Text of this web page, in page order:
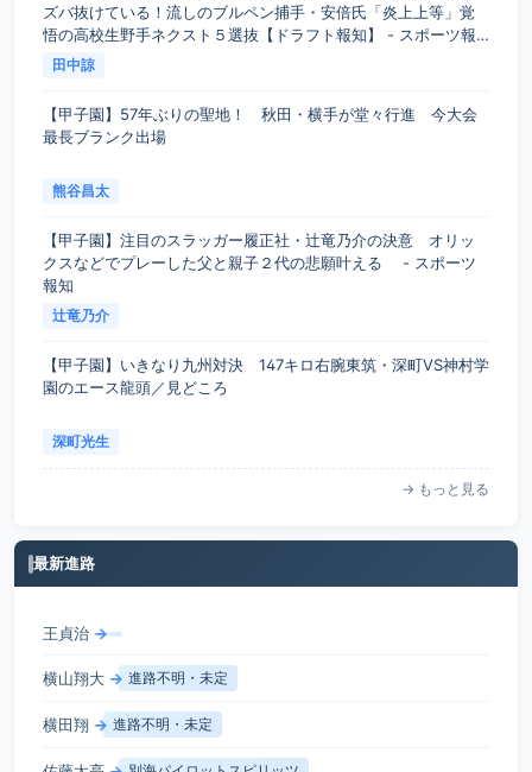
ズバ抜けている！流しのブルペン捕手・安倍氏「炎上上等」覚
悟の高校生野手ネクスト５選抜【ドラフト報知】 - スポーツ報
知田中諒
【甲子園】57年ぶりの聖地！ 秋田・横手が堂々行進 今大会
最長ブランク出場
熊谷昌太
【甲子園】注目のスラッガー履正社・辻竜乃介の決意 オリッ
クスなどでプレーした父と親子２代の悲願叶える - スポーツ
報知
辻竜乃介
【甲子園】いきなり九州対決 147キロ右腕東筑・深町VS神村学
園のエース龍頭／見どころ
深町光生
→ もっと見る
最新進路
王貞治 →
横山翔大 → 進路不明・未定
横田翔 → 進路不明・未定